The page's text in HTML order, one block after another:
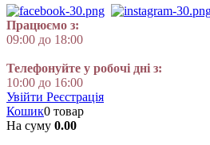
Працюємо з:
09:00 до 18:00
Телефонуйте у робочі дні з:
10:00 до 16:00
Увійти Реєстрація
Кошик0 товар
На суму 0.00